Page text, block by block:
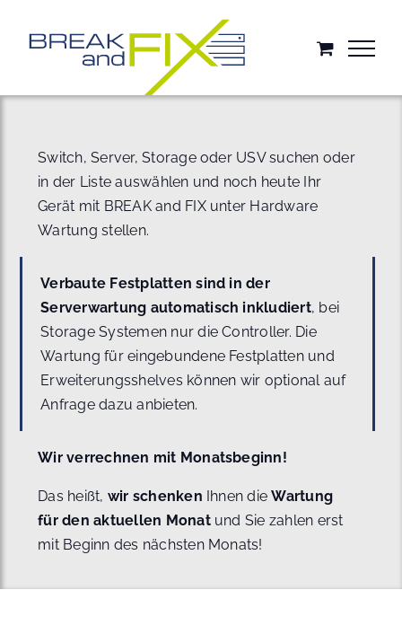
springen
Switch, Server, Storage oder USV suchen oder
in der Liste auswählen und noch heute Ihr
Gerät mit BREAK and FIX unter Hardware
Wartung stellen.
Verbaute Festplatten sind in der
Serverwartung automatisch inkludiert, bei
Storage Systemen nur die Controller. Die
Wartung für eingebundene Festplatten und
Erweiterungsshelves können wir optional auf
Anfrage dazu anbieten.
Wir verrechnen mit Monatsbeginn!
Das heißt, wir schenken Ihnen dieWartung
für den aktuellen Monat und Sie zahlen erst
mit Beginn des nächsten Monats!